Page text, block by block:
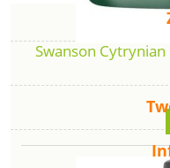
Swanson